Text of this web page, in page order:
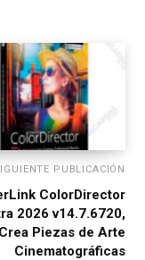
PUBLICACIÓN
ColorDirector
2026 v14.7.6720,
Crea Piezas de Arte
Cinematográficas